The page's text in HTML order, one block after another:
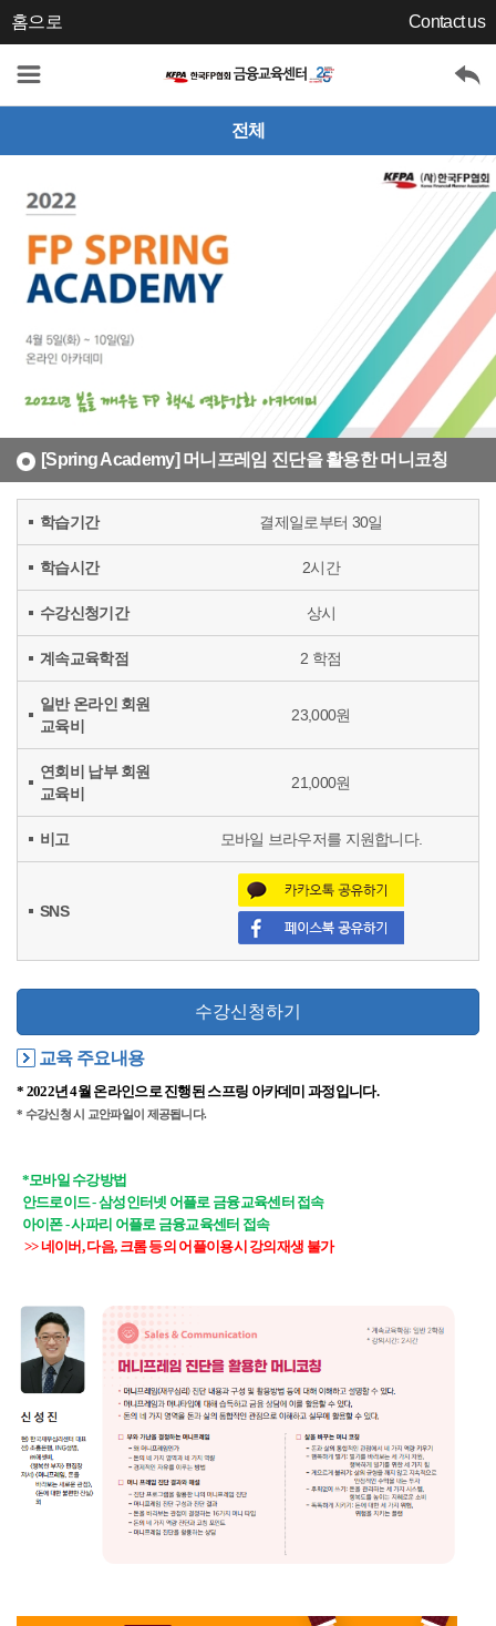
홈으로 Contact us
전체
[Spring Academy] 머니프레임 진단을 활용한 머니코칭
학습기간 결제일로부터 30일
학습시간 2시간
수강신청기간 상시
계속교육학점 2 학점
일반 온라인 회원
교육비
23,000원
연회비 납부 회원
교육비
21,000원
비고 모바일 브라우저를 지원합니다.
SNS
수강신청하기
교육 주요내용
* 2022년 4월 온라인으로 진행된 스프링 아카데미 과정입니다.
* 수강신청 시 교안파일이 제공됩니다.
*모바일 수강방법
안드로이드 - 삼성인터넷 어플로 금융교육센터 접속
아이폰 - 사파리 어플로 금융교육센터 접속
>> 네이버, 다음, 크롬 등의 어플이용시 강의재생 불가